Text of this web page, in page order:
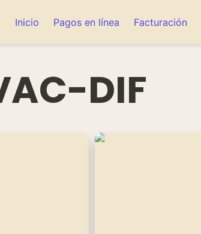
Inicio Pagos en línea Facturación
DIF
Tercera Evaluación